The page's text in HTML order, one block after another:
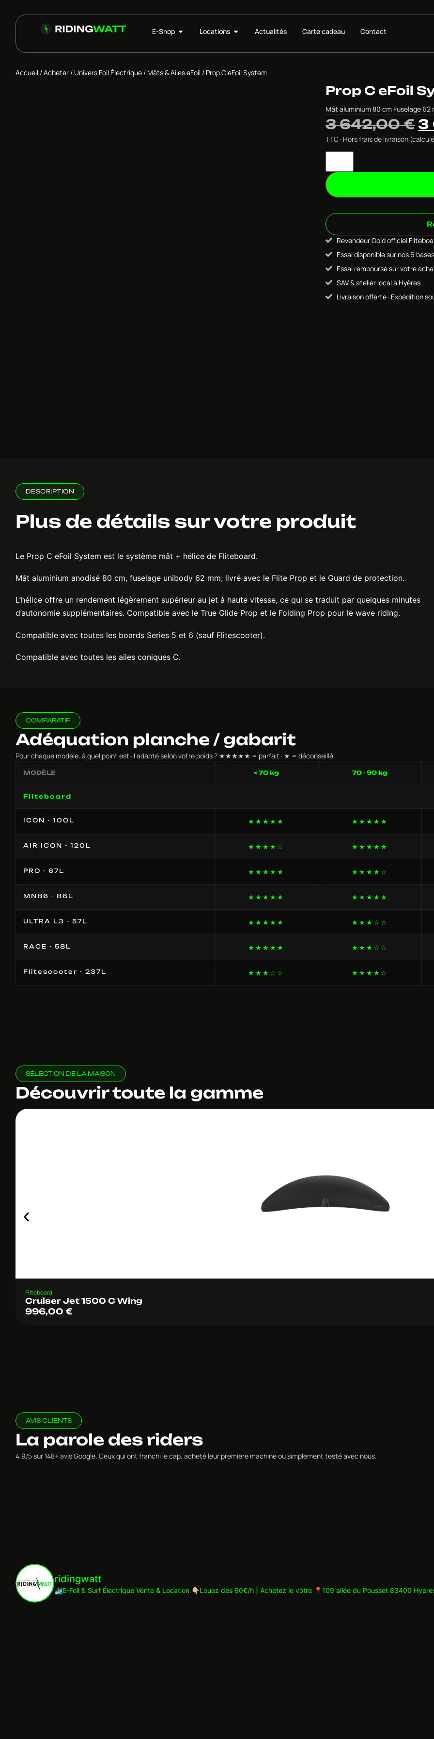
E-Shop Locations Actualités Carte cadeau Contact
Accueil /Acheter / Univers Foil Électrique / Mâts & Ailes eFoil / Prop C eFoil System
Prop C eFoil
Mât aluminium 80 cm Fuselage 62
3 642,00€ 3
TTC · Hors frais de livraison
Revendeur Gold officiel
Essai disponible sur nos 6 bases
Essai remboursé sur votre
SAV & atelier local à Hyères
Livraison offerte · Expédition
DESCRIPTION
Plus de détails sur votre produit
Le Prop C eFoil System est le système mât + hélice de Fliteboard.
Mât aluminium anodisé 80 cm, fuselage unibody 62 mm, livré avec le Flite Prop et le Guard de protection.
L’hélice offre un rendement légèrement supérieur au jet à haute vitesse, ce qui se traduit par quelques minutes
d’autonomie supplémentaires. Compatible avec le True Glide Prop et le Folding Prop pour le wave riding.
Compatible avec toutes les boards Series 5 et 6 (sauf Flitescooter).
Compatible avec toutes les ailes coniques C.
COMPARATIF
Adéquation planche / gabarit
Pour chaque modèle, à quel point est-il adapté selon votre poids ? ★★★★★ = parfait · ★ = déconseillé
MODÈLE < 70 kg 70 - 90 kg
Fliteboard
ICON - 100L ★★★★★ ★★★★★
AIR ICON - 120L ★★★★☆ ★★★★★
PRO - 67L ★★★★★ ★★★★☆
MN86 - 86L ★★★★★ ★★★★★
ULTRA L3 - 57L ★★★★★ ★★★☆☆
RACE - 58L ★★★★★ ★★★☆☆
Flitescooter - 237L ★★★☆☆ ★★★★☆
SÉLECTION DE LA MAISON
Découvrir toute la gamme
Fliteboard
Cruiser Jet 1500 C Wing
996,00 €
AVIS CLIENTS
La parole des riders
4,9/5 sur 148+ avis Google. Ceux qui ont franchi le cap, acheté leur première machine ou simplement testé avec nous.
ridingwatt
🏄🏾‍♂️E-Foil & Surf Électrique Vente & Location 👇🏼Louez dès 60€/h | Achetez le vôtre 📍109 allée du Pousset 83400